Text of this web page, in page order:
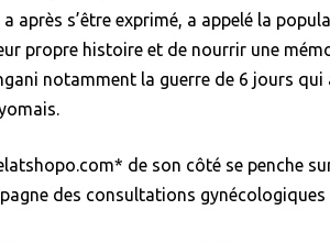
après s’être exprimé, a appelé la
propre histoire et de nourrir une
notamment la guerre de 6 jours
de son côté se penche
des consultations